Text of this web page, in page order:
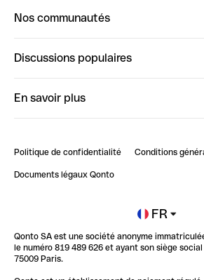
Nos communautés
ClubQonto
Discussions populaires
Impact de l'IA sur les carrières/
En savoir plus
Blog
Newsroom
Glossaire finance
Politique de confidentialité Conditions
Documents légaux Qonto
FR
Qonto SA est une société anonyme
le numéro 819 489 626 et ayant son siège
75009 Paris.